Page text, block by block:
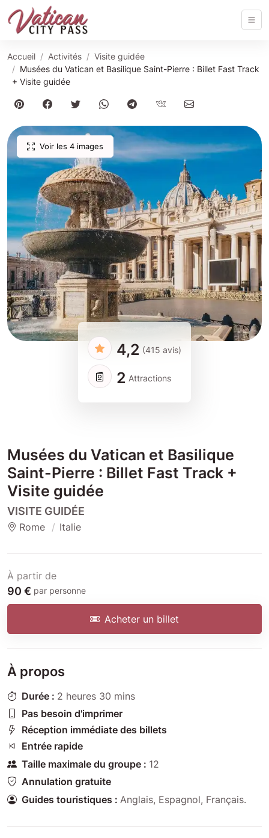
Accueil Activités
Visite guidée
Musées du Vatican et Basilique Saint-Pierre : Billet Fast Track
+ Visite guidée
Voir les 4 images
4,2 (415 avis)
2 Attractions
Musées du Vatican et Basilique
Saint-Pierre : Billet Fast Track +
Visite guidée
VISITE GUIDÉE
Rome Italie
À partir de
90 € par personne
Acheter un billet
À propos
Durée : 2 heures 30 mins
Pas besoin d'imprimer
Réception immédiate des billets
Entrée rapide
Taille maximale du groupe : 12
Annulation gratuite
Guides touristiques : Anglais, Espagnol, Français.